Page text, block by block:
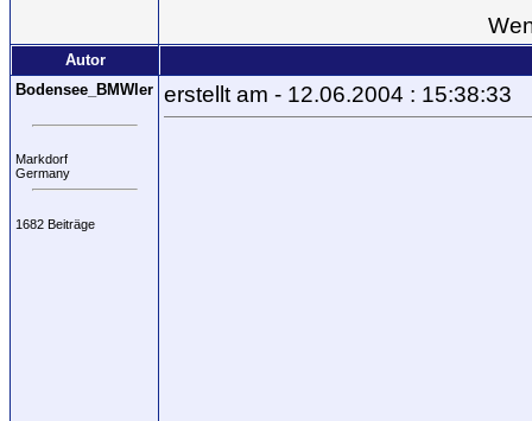
Autor
Bodensee_BMWler
Markdorf
Germany
1682 Beiträge
erstellt am - 12.06.2004 : 15:38:33